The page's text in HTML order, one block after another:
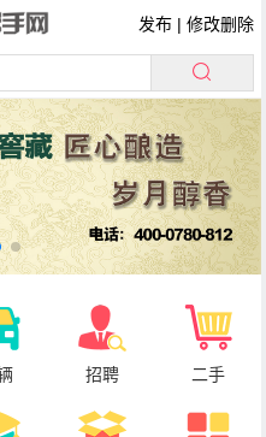
发布 |修改删除
招聘 二手